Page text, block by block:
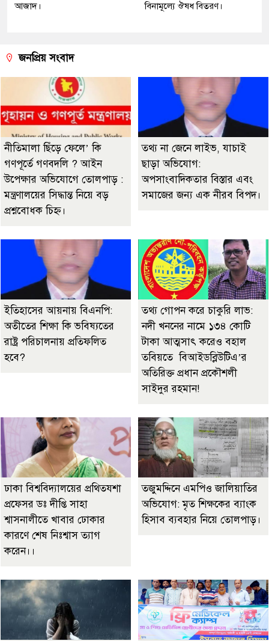
আজাদ। বিনামূল্যে ঔষধ বিতরণ।
জনপ্রিয় সংবাদ
নীতিমালা ছিঁড়ে ফেলে’ কি
গণপূর্তে গণবদলি ? আইন
উপেক্ষার অভিযোগে তোলপাড় :
মন্ত্রণালয়ের সিদ্ধান্ত নিয়ে বড়
প্রশ্নবোধক চিহ্ন।
তথ্য না জেনে লাইভ, যাচাই
ছাড়া অভিযোগ:
অপসাংবাদিকতার বিস্তার এবং
সমাজের জন্য এক নীরব বিপদ।
ইতিহাসের আয়নায় বিএনপি:
অতীতের শিক্ষা কি ভবিষ্যতের
রাষ্ট্র পরিচালনায় প্রতিফলিত
হবে?
তথ্য গোপন করে চাকুরি লাভ:
নদী খননের নামে ১৩৪ কোটি
টাকা আত্মসাৎ করেও বহাল
তবিয়তে বিআইডব্লিউটিএ’র
অতিরিক্ত প্রধান প্রকৌশলী
সাইদুর রহমান!
ঢাকা বিশ্ববিদ্যালয়ের প্রথিতযশা
প্রফেসর ডঃ দীপ্তি সাহা
শ্বাসনালীতে খাবার ঢোকার
কারণে শেষ নিঃশ্বাস ত্যাগ
করেন।।
তজুমদ্দিনে এমপিও জালিয়াতির
অভিযোগ: মৃত শিক্ষকের ব্যাংক
হিসাব ব্যবহার নিয়ে তোলপাড়।